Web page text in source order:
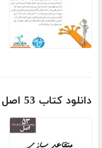
دانلود کتاب 53 اصل متقاعد سازی